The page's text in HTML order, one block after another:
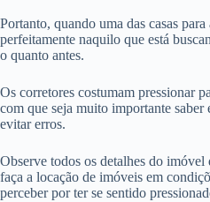
Portanto, quando uma das casas
perfeitamente naquilo que está
o quanto antes.
Os corretores costumam pressionar
com que seja muito importante saber
evitar erros.
Observe todos os detalhes do
faça a locação de imóveis em
perceber por ter se sentido